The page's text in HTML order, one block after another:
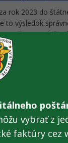
rok 2023 do
to výsledok
analytických
dovezené v
z košickej
z tretej
vnútri
vybrať z
faktúry cez